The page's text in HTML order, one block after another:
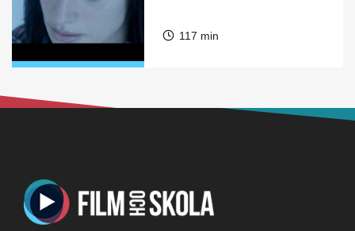
117 min